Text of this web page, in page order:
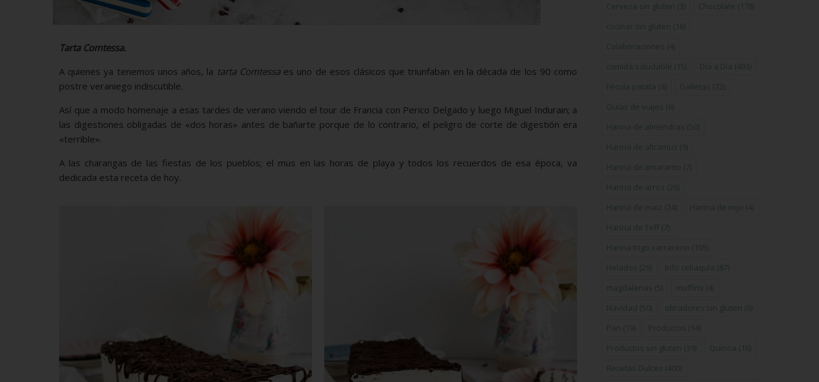
Tarta Comtessa.
A quienes ya tenemos unos años, la tarta Comtessaes uno de esos clásicos que triunfaban en la década de los 90 como
postre veraniego indiscutible.
Así que a modo homenaje a esas tardes de verano viendo el tour de Francia con Perico Delgado y luego Miguel Indurain; a
las digestiones obligadas de «dos horas» antes de bañarte porque de lo contrario, el peligro de corte de digestión era
«terrible».
A las charangas de las fiestas de los pueblos; el mus en las horas de playa y todos los recuerdos de esa época, va
dedicada esta receta de hoy.
Cerveza sin gluten (3) Chocolate (178)
cocinar sin gluten (16)
Colaboraciones (4)
comida saludable (15) Día a Día (493)
Fécula patata (4) Galletas (72)
Guías de viajes (6)
Harina de almendras (50)
Harina de altramuz (9)
Harina de amaranto (7)
Harina de arroz (26)
Harina de maiz (24) Harina de mijo (4)
Harina de Teff (7)
Harina trigo sarraceno (105)
Helados (29) Info celiaquía (87)
magdalenas (5) muffins (4)
Navidad (50) obradores sin gluten (6)
Pan (19) Productos (14)
Productos sin gluten (39) Quinoa (16)
Recetas Dulces (400)